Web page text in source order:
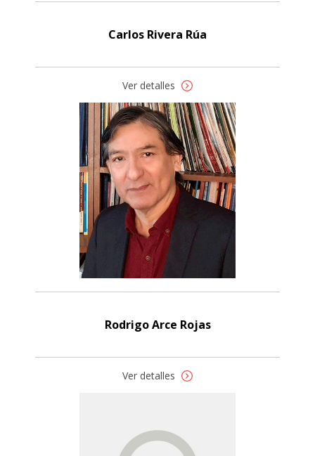
Carlos Rivera Rúa
Ver detalles
Rodrigo Arce Rojas
Ver detalles